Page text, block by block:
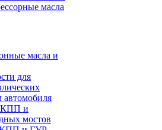
масла
масла и
для
автомобиля
и
мостов